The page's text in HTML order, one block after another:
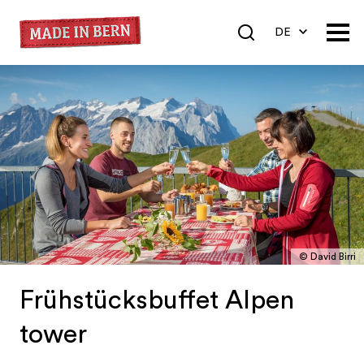
DE
© David Birri
Frühstücksbuffet Alpen
tower